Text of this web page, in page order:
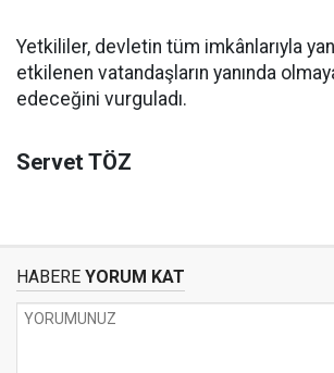
Yetkililer, devletin tüm imkânlarıyla
etkilenen vatandaşların yanında
edeceğini vurguladı.
Servet TÖZ
HABERE YORUM KAT